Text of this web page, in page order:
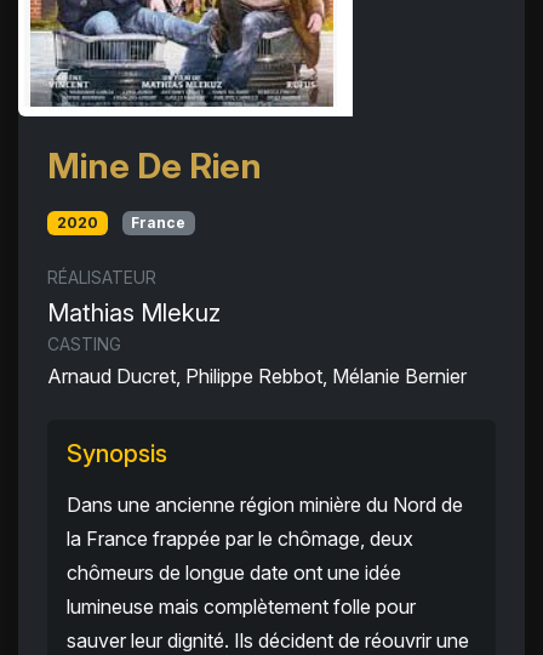
Mine De Rien
2020 France
RÉALISATEUR
Mathias Mlekuz
CASTING
Arnaud Ducret, Philippe Rebbot, Mélanie Bernier
Synopsis
Dans une ancienne région minière du Nord de
la France frappée par le chômage, deux
chômeurs de longue date ont une idée
lumineuse mais complètement folle pour
sauver leur dignité. Ils décident de réouvrir une